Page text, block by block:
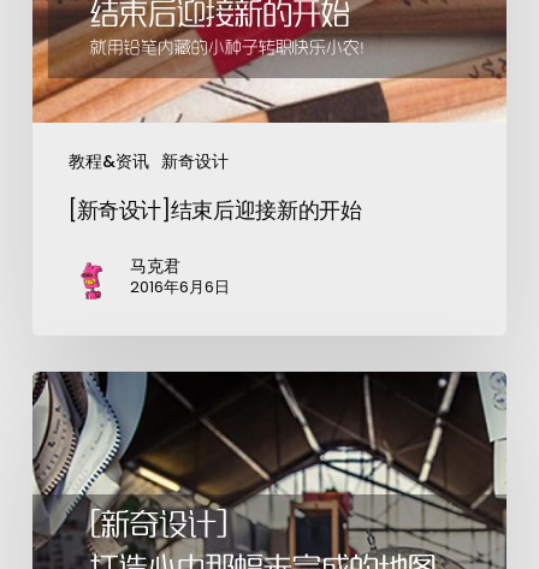
教程&资讯 新奇设计
[新奇设计]结束后迎接新的开始
马克君
2016年6月6日